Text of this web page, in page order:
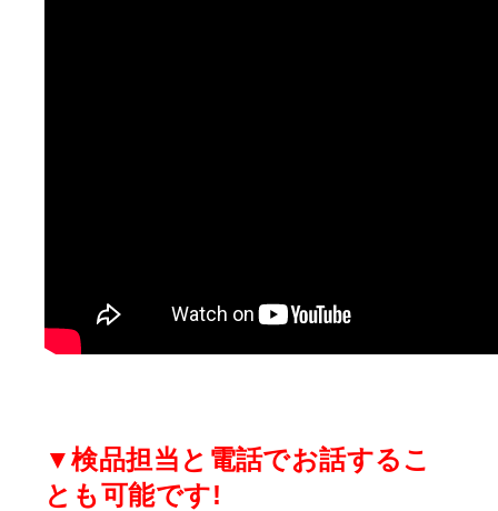
▼検品担当と電話でお話するこ
とも可能です!